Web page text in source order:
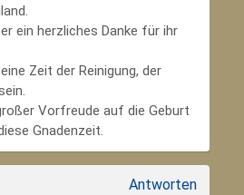
ein herzliches Danke für ihr
Zeit der Reinigung, der
Vorfreude auf die Geburt
Gnadenzeit.
Antworten